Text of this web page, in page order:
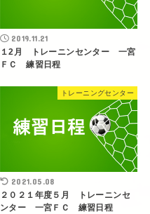
2019.11.21
１2月 トレーニンセンター 一宮
ＦＣ 練習日程
トレーニングセンター
2021.05.08
２０２１年度５月 トレーニンセ
ンター 一宮ＦＣ 練習日程